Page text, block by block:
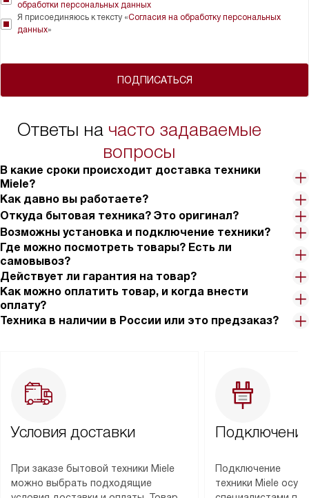
ПОДПИСАТЬСЯ
обработки персональных данных
Я присоединяюсь к тексту «Согласия на обработку персональных
данных»
Ответы на часто задаваемые
вопросы
В какие сроки происходит доставка техники
Miele?
Как давно вы работаете?
Откуда бытовая техника? Это оригинал?
Возможны установка и подключение техники?
Где можно посмотреть товары? Есть ли
самовывоз?
Действует ли гарантия на товар?
Как можно оплатить товар, и когда внести
оплату?
Техника в наличии в России или это предзаказ?
Условия доставки
При заказе бытовой техники Miele
можно выбрать подходящие
Подключение
техники Miele